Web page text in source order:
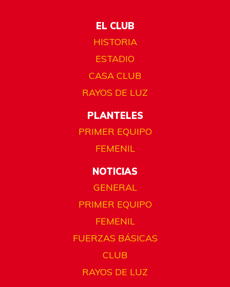
EL CLUB
HISTORIA
ESTADIO
CASA CLUB
RAYOS DE LUZ
PLANTELES
PRIMER EQUIPO
FEMENIL
NOTICIAS
GENERAL
PRIMER EQUIPO
FEMENIL
FUERZAS BÁSICAS
CLUB
RAYOS DE LUZ